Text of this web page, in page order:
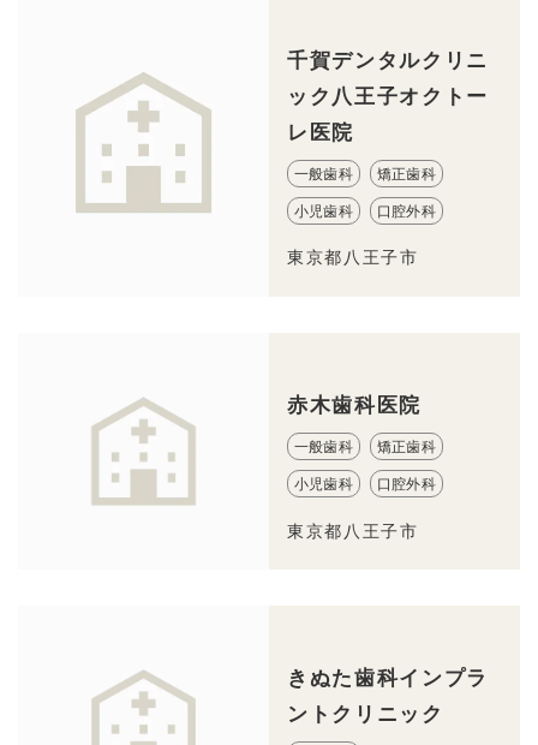
千賀デンタルクリニ
ック八王子オクトー
レ医院
一般歯科 矯正歯科
小児歯科 口腔外科
東京都八王子市
赤木歯科医院
一般歯科 矯正歯科
小児歯科 口腔外科
東京都八王子市
きぬた歯科インプラ
ントクリニック